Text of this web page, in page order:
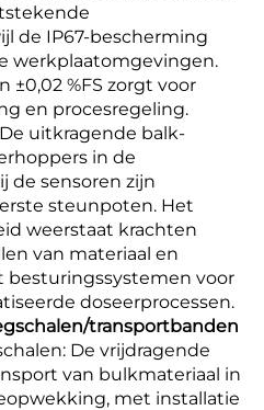
de IP67-bescherming
werkplaatomgevingen.
±0,02 %FS zorgt voor
en procesregeling.
uitkragende balk-
in de
de sensoren zijn
steunpoten. Het
weerstaat krachten
van materiaal en
besturingssystemen voor
doseerprocessen.
transportbanden
De vrijdragende
van bulkmateriaal in
met installatie